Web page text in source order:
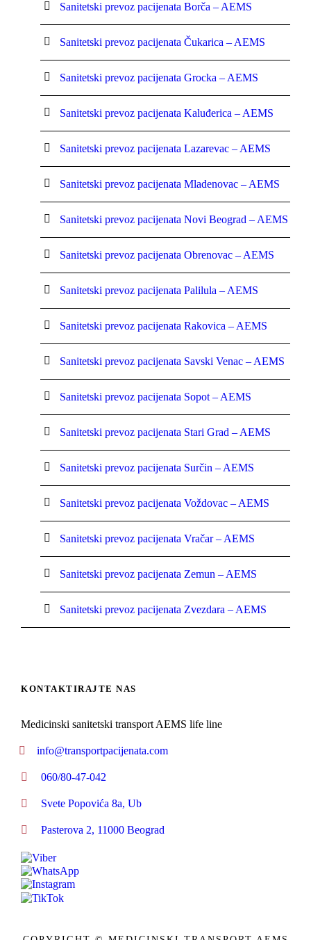
Sanitetski prevoz pacijenata Borča – AEMS
Sanitetski prevoz pacijenata Čukarica – AEMS
Sanitetski prevoz pacijenata Grocka – AEMS
Sanitetski prevoz pacijenata Kaluđerica – AEMS
Sanitetski prevoz pacijenata Lazarevac – AEMS
Sanitetski prevoz pacijenata Mladenovac – AEMS
Sanitetski prevoz pacijenata Novi Beograd – AEMS
Sanitetski prevoz pacijenata Obrenovac – AEMS
Sanitetski prevoz pacijenata Palilula – AEMS
Sanitetski prevoz pacijenata Rakovica – AEMS
Sanitetski prevoz pacijenata Savski Venac – AEMS
Sanitetski prevoz pacijenata Sopot – AEMS
Sanitetski prevoz pacijenata Stari Grad – AEMS
Sanitetski prevoz pacijenata Surčin – AEMS
Sanitetski prevoz pacijenata Voždovac – AEMS
Sanitetski prevoz pacijenata Vračar – AEMS
Sanitetski prevoz pacijenata Zemun – AEMS
Sanitetski prevoz pacijenata Zvezdara – AEMS
KONTAKTIRAJTE NAS
Medicinski sanitetski transport AEMS life line
info@transportpacijenata.com
060/80-47-042
Svete Popovića 8a, Ub
Pasterova 2, 11000 Beograd